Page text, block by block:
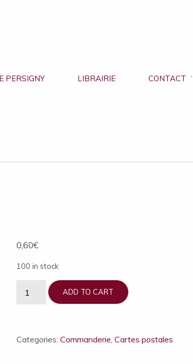
PERSIGNY LIBRAIRIE CONTACT
0,60€
100 in stock
carte
de
ADD TO CART
Categories: Commanderie, Cartes postales